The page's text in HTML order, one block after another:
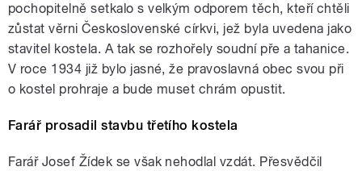
pochopitelně setkalo s velkým odporem těch, kteří chtěli
zůstat věrni Československé církvi, jež byla uvedena jako
stavitel kostela. A tak se rozhořely soudní pře a tahanice.
V roce 1934 již bylo jasné, že pravoslavná obec svou při
o kostel prohraje a bude muset chrám opustit.
Farář prosadil stavbu třetího kostela
Farář Josef Žídek se však nehodlal vzdát. Přesvědčil